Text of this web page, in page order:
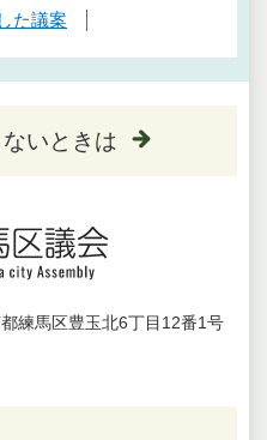
た議案
いときは
練馬区豊玉北6丁目12番1号